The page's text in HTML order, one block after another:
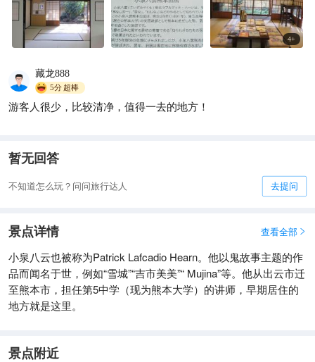
完。 参访完全免费用，管理人很热心
4+
藏龙888
5分超棒
游客人很少，比较清净，值得一去的地方！
暂无回答
不知道怎么玩？问问旅行达人 去提问
景点详情 查看全部 
小泉八云也被称为Patrick Lafcadio Hearn。他以鬼故事主题的作
品而闻名于世，例如“雪城”“吉市美美”“ Mujina”等。他从出云市迁
至熊本市，担任第5中学（现为熊本大学）的讲师，早期居住的
地方就是这里。
景点附近